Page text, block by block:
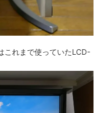
これまで使っていたLCD-